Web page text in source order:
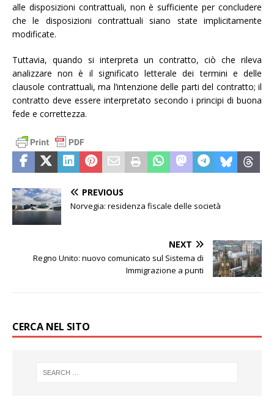
alle disposizioni contrattuali, non è sufficiente per concludere
che le disposizioni contrattuali siano state implicitamente
modificate.
Tuttavia, quando si interpreta un contratto, ciò che rileva
analizzare non è il significato letterale dei termini e delle
clausole contrattuali, ma l’intenzione delle parti del contratto; il
contratto deve essere interpretato secondo i principi di buona
fede e correttezza.
PREVIOUS
Norvegia: residenza fiscale delle società
NEXT
Regno Unito: nuovo comunicato sul Sistema di
Immigrazione a punti
CERCA NEL SITO